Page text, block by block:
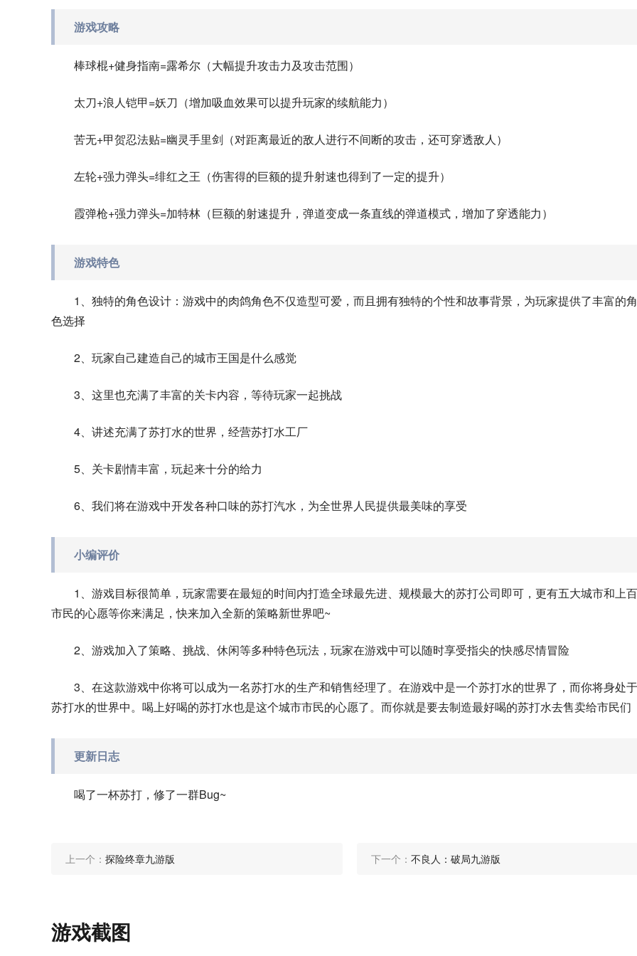
游戏攻略
棒球棍+健身指南=露希尔（大幅提升攻击力及攻击范围）
太刀+浪人铠甲=妖刀（增加吸血效果可以提升玩家的续航能力）
苦无+甲贺忍法贴=幽灵手里剑（对距离最近的敌人进行不间断的攻击，还可穿透敌人）
左轮+强力弹头=绯红之王（伤害得的巨额的提升射速也得到了一定的提升）
霞弹枪+强力弹头=加特林（巨额的射速提升，弹道变成一条直线的弹道模式，增加了穿透能力）
游戏特色
1、独特的角色设计：游戏中的肉鸽角色不仅造型可爱，而且拥有独特的个性和故事背景，为玩家提供了丰富的角
色选择
2、玩家自己建造自己的城市王国是什么感觉
3、这里也充满了丰富的关卡内容，等待玩家一起挑战
4、讲述充满了苏打水的世界，经营苏打水工厂
5、关卡剧情丰富，玩起来十分的给力
6、我们将在游戏中开发各种口味的苏打汽水，为全世界人民提供最美味的享受
小编评价
1、游戏目标很简单，玩家需要在最短的时间内打造全球最先进、规模最大的苏打公司即可，更有五大城市和上百
市民的心愿等你来满足，快来加入全新的策略新世界吧~
2、游戏加入了策略、挑战、休闲等多种特色玩法，玩家在游戏中可以随时享受指尖的快感尽情冒险
3、在这款游戏中你将可以成为一名苏打水的生产和销售经理了。在游戏中是一个苏打水的世界了，而你将身处于
苏打水的世界中。喝上好喝的苏打水也是这个城市市民的心愿了。而你就是要去制造最好喝的苏打水去售卖给市民们
更新日志
喝了一杯苏打，修了一群Bug~
上一个： 探险终章九游版 下一个： 不良人：破局九游版
游戏截图